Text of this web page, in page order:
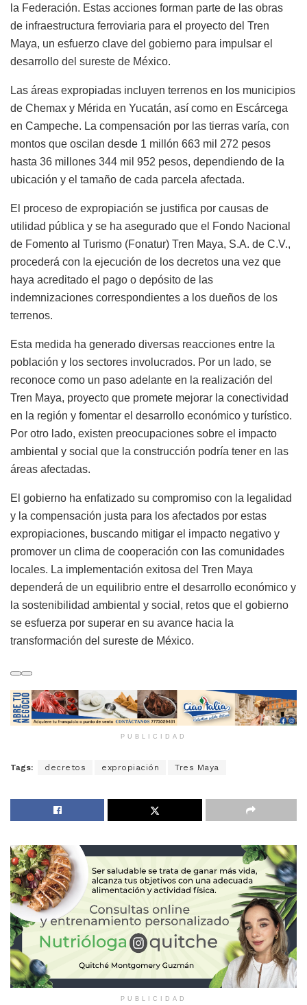
la Federación. Estas acciones forman parte de las obras
de infraestructura ferroviaria para el proyecto del Tren
Maya, un esfuerzo clave del gobierno para impulsar el
desarrollo del sureste de México.
Las áreas expropiadas incluyen terrenos en los municipios
de Chemax y Mérida en Yucatán, así como en Escárcega
en Campeche. La compensación por las tierras varía, con
montos que oscilan desde 1 millón 663 mil 272 pesos
hasta 36 millones 344 mil 952 pesos, dependiendo de la
ubicación y el tamaño de cada parcela afectada.
El proceso de expropiación se justifica por causas de
utilidad pública y se ha asegurado que el Fondo Nacional
de Fomento al Turismo (Fonatur) Tren Maya, S.A. de C.V.,
procederá con la ejecución de los decretos una vez que
haya acreditado el pago o depósito de las
indemnizaciones correspondientes a los dueños de los
terrenos.
Esta medida ha generado diversas reacciones entre la
población y los sectores involucrados. Por un lado, se
reconoce como un paso adelante en la realización del
Tren Maya, proyecto que promete mejorar la conectividad
en la región y fomentar el desarrollo económico y turístico.
Por otro lado, existen preocupaciones sobre el impacto
ambiental y social que la construcción podría tener en las
áreas afectadas.
El gobierno ha enfatizado su compromiso con la legalidad
y la compensación justa para los afectados por estas
expropiaciones, buscando mitigar el impacto negativo y
promover un clima de cooperación con las comunidades
locales. La implementación exitosa del Tren Maya
dependerá de un equilibrio entre el desarrollo económico y
la sostenibilidad ambiental y social, retos que el gobierno
se esfuerza por superar en su avance hacia la
transformación del sureste de México.
PUBLICIDAD
Tags: decretos expropiación Tres Maya
PUBLICIDAD